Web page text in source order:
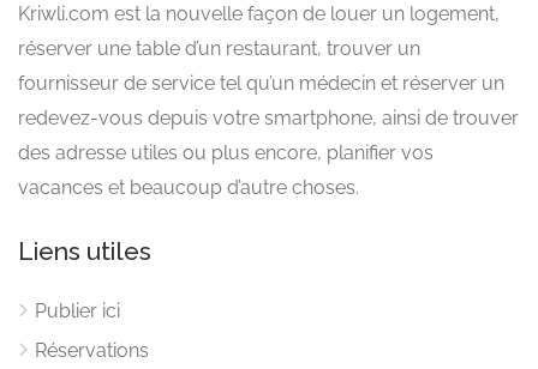
Kriwli.com est la nouvelle façon de louer un logement,
réserver une table d’un restaurant, trouver un
fournisseur de service tel qu’un médecin et réserver un
redevez-vous depuis votre smartphone, ainsi de trouver
des adresse utiles ou plus encore, planifier vos
vacances et beaucoup d’autre choses.
Liens utiles
Publier ici
Réservations